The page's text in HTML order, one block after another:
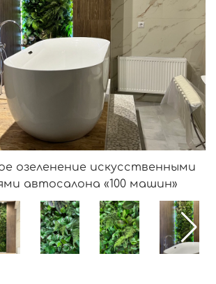
озеленение искусственными
автосалона «100 машин»